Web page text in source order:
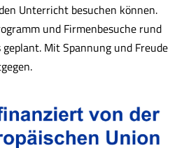
Unterricht besuchen können.
und Firmenbesuche rund
Mit Spannung und Freude